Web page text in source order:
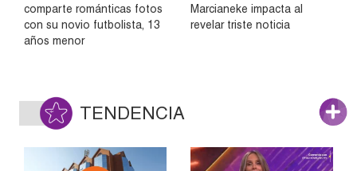
comparte románticas fotos
con su novio futbolista, 13
años menor
Marcianeke impacta al
revelar triste noticia
TENDENCIA